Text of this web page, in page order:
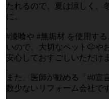
たれるので、夏は涼しく、
に。
.
#漆喰や #無垢材 を使用す
いので、大切なペット🐶や
安心しておすごしいただけ
.
また、医師が勧める「#0宣
数少ないリフォーム会社で